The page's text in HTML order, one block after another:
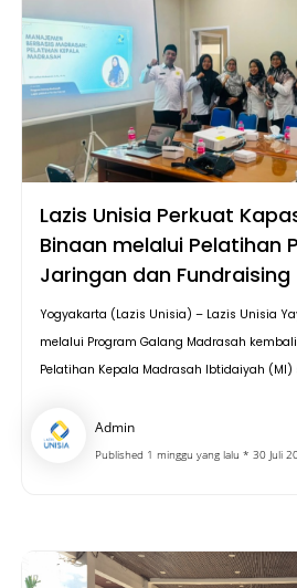
Lazis Unisia Perkuat
Binaan melalui Pelatihan
Jaringan dan Fundraising
Yogyakarta (Lazis Unisia) – Lazis Unisia
melalui Program Galang Madrasah
Pelatihan Kepala Madrasah Ibtidaiyah (MI)
Admin
Published 1 minggu yang lalu * 30 Juli